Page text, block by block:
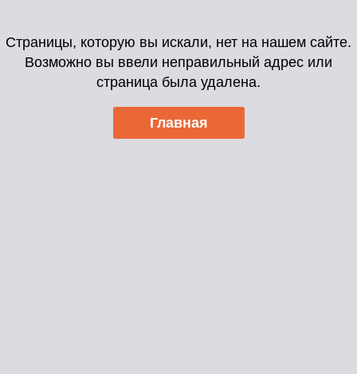
Страницы, которую вы искали, нет на нашем сайте.
Возможно вы ввели неправильный адрес или
страница была удалена.
Главная